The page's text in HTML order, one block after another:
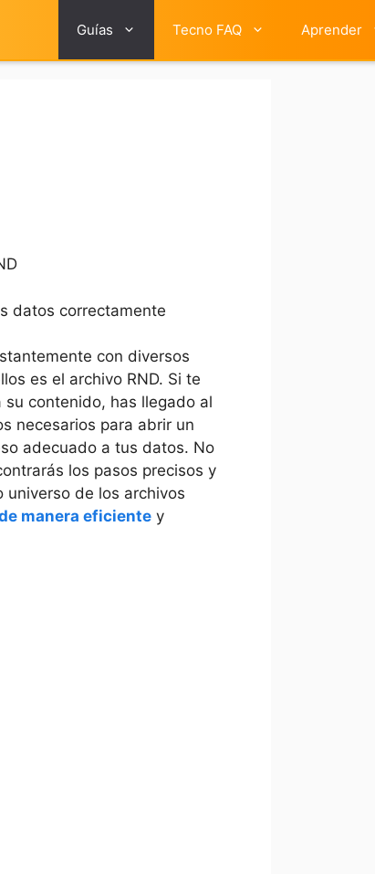
Guías Tecno FAQ Aprender
datos correctamente
con diversos
es el archivo RND. Si te
contenido, has llegado al
necesarios para abrir un
adecuado a tus datos. No
los pasos precisos y
universo de los archivos
manera eficiente y